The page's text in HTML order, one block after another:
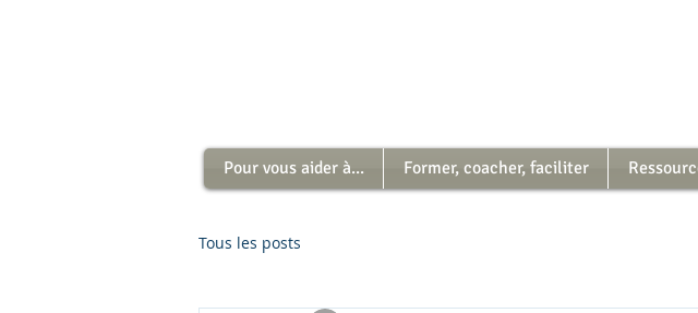
Pour vous aider à... Former, coacher, faciliter
Tous les posts